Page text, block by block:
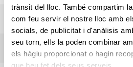
trànsit del lloc. També compartim
com feu servir el nostre lloc amb
socials, de publicitat i d'anàlisis
seu torn, ells la poden combinar
els hàgiu proporcionat o hagin
que heu fet dels seus serveis.
PREMIS
RESULTATS